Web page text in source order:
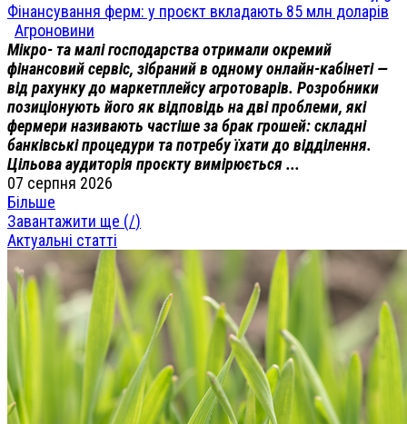
Фінансування ферм: у проєкт вкладають 85 млн доларів
Агроновини
Мікро- та малі господарства отримали окремий
фінансовий сервіс, зібраний в одному онлайн-кабінеті —
від рахунку до маркетплейсу агротоварів. Розробники
позиціонують його як відповідь на дві проблеми, які
фермери називають частіше за брак грошей: складні
банківські процедури та потребу їхати до відділення.
Цільова аудиторія проєкту вимірюється ...
07 серпня 2026
Більше
Завантажити ще (/)
Актуальні статті